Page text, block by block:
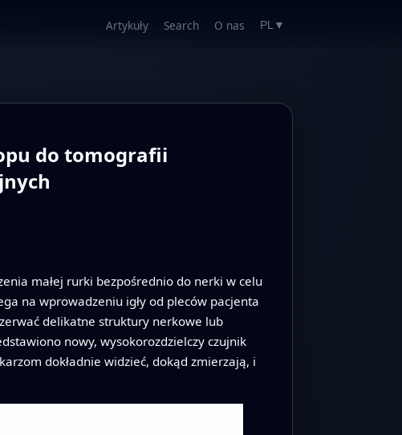
Artykuły Search O nas PL ▼
do tomografii
małej rurki bezpośrednio do nerki w celu
na wprowadzeniu igły od pleców pacjenta
delikatne struktury nerkowe lub
nowy, wysokorozdzielczy czujnik
dokładnie widzieć, dokąd zmierzają, i